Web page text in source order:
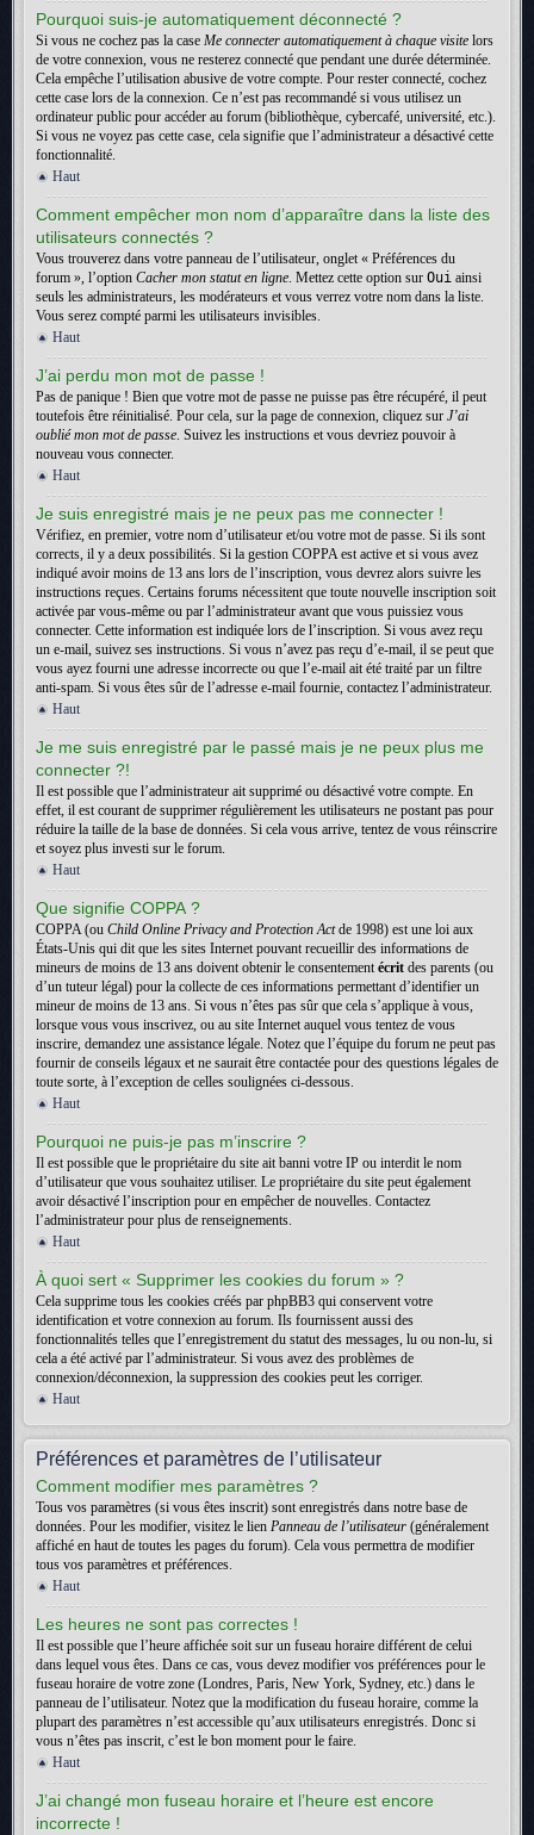
Pourquoi suis-je automatiquement déconnecté ?
Si vous ne cochez pas la case Me connecter automatiquement à chaque visite lors
de votre connexion, vous ne resterez connecté que pendant une durée déterminée.
Cela empêche l’utilisation abusive de votre compte. Pour rester connecté, cochez
cette case lors de la connexion. Ce n’est pas recommandé si vous utilisez un
ordinateur public pour accéder au forum (bibliothèque, cybercafé, université, etc.).
Si vous ne voyez pas cette case, cela signifie que l’administrateur a désactivé cette
fonctionnalité.
Haut
Comment empêcher mon nom d’apparaître dans la liste des
utilisateurs connectés ?
Vous trouverez dans votre panneau de l’utilisateur, onglet « Préférences du
forum », l’option Cacher mon statut en ligne. Mettez cette option sur Oui ainsi
seuls les administrateurs, les modérateurs et vous verrez votre nom dans la liste.
Vous serez compté parmi les utilisateurs invisibles.
Haut
J’ai perdu mon mot de passe !
Pas de panique ! Bien que votre mot de passe ne puisse pas être récupéré, il peut
toutefois être réinitialisé. Pour cela, sur la page de connexion, cliquez sur J’ai
oublié mon mot de passe. Suivez les instructions et vous devriez pouvoir à
nouveau vous connecter.
Haut
Je suis enregistré mais je ne peux pas me connecter !
Vérifiez, en premier, votre nom d’utilisateur et/ou votre mot de passe. Si ils sont
corrects, il y a deux possibilités. Si la gestion COPPA est active et si vous avez
indiqué avoir moins de 13 ans lors de l’inscription, vous devrez alors suivre les
instructions reçues. Certains forums nécessitent que toute nouvelle inscription soit
activée par vous-même ou par l’administrateur avant que vous puissiez vous
connecter. Cette information est indiquée lors de l’inscription. Si vous avez reçu
un e-mail, suivez ses instructions. Si vous n’avez pas reçu d’e-mail, il se peut que
vous ayez fourni une adresse incorrecte ou que l’e-mail ait été traité par un filtre
anti-spam. Si vous êtes sûr de l’adresse e-mail fournie, contactez l’administrateur.
Haut
Je me suis enregistré par le passé mais je ne peux plus me
connecter ?!
Il est possible que l’administrateur ait supprimé ou désactivé votre compte. En
effet, il est courant de supprimer régulièrement les utilisateurs ne postant pas pour
réduire la taille de la base de données. Si cela vous arrive, tentez de vous réinscrire
et soyez plus investi sur le forum.
Haut
Que signifie COPPA ?
COPPA (ou Child Online Privacy and Protection Actde 1998) est une loi aux
États-Unis qui dit que les sites Internet pouvant recueillir des informations de
mineurs de moins de 13 ans doivent obtenir le consentementécrit des parents (ou
d’un tuteur légal) pour la collecte de ces informations permettant d’identifier un
mineur de moins de 13 ans. Si vous n’êtes pas sûr que cela s’applique à vous,
lorsque vous vous inscrivez, ou au site Internet auquel vous tentez de vous
inscrire, demandez une assistance légale. Notez que l’équipe du forum ne peut pas
fournir de conseils légaux et ne saurait être contactée pour des questions légales de
toute sorte, à l’exception de celles soulignées ci-dessous.
Haut
Pourquoi ne puis-je pas m’inscrire ?
Il est possible que le propriétaire du site ait banni votre IP ou interdit le nom
d’utilisateur que vous souhaitez utiliser. Le propriétaire du site peut également
avoir désactivé l’inscription pour en empêcher de nouvelles. Contactez
l’administrateur pour plus de renseignements.
Haut
À quoi sert « Supprimer les cookies du forum » ?
Cela supprime tous les cookies créés par phpBB3 qui conservent votre
identification et votre connexion au forum. Ils fournissent aussi des
fonctionnalités telles que l’enregistrement du statut des messages, lu ou non-lu, si
cela a été activé par l’administrateur. Si vous avez des problèmes de
connexion/déconnexion, la suppression des cookies peut les corriger.
Haut
Préférences et paramètres de l’utilisateur
Comment modifier mes paramètres ?
Tous vos paramètres (si vous êtes inscrit) sont enregistrés dans notre base de
données. Pour les modifier, visitez le lien Panneau de l’utilisateur (généralement
affiché en haut de toutes les pages du forum). Cela vous permettra de modifier
tous vos paramètres et préférences.
Haut
Les heures ne sont pas correctes !
Il est possible que l’heure affichée soit sur un fuseau horaire différent de celui
dans lequel vous êtes. Dans ce cas, vous devez modifier vos préférences pour le
fuseau horaire de votre zone (Londres, Paris, New York, Sydney, etc.) dans le
panneau de l’utilisateur. Notez que la modification du fuseau horaire, comme la
plupart des paramètres n’est accessible qu’aux utilisateurs enregistrés. Donc si
vous n’êtes pas inscrit, c’est le bon moment pour le faire.
Haut
J’ai changé mon fuseau horaire et l’heure est encore
incorrecte !